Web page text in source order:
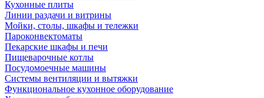
Кухонные плиты
Линии раздачи и витрины
Мойки, столы, шкафы и тележки
Пароконвектоматы
Пекарские шкафы и печи
Пищеварочные котлы
Посудомоечные машины
Системы вентиляции и вытяжки
Функциональное кухонное оборудование